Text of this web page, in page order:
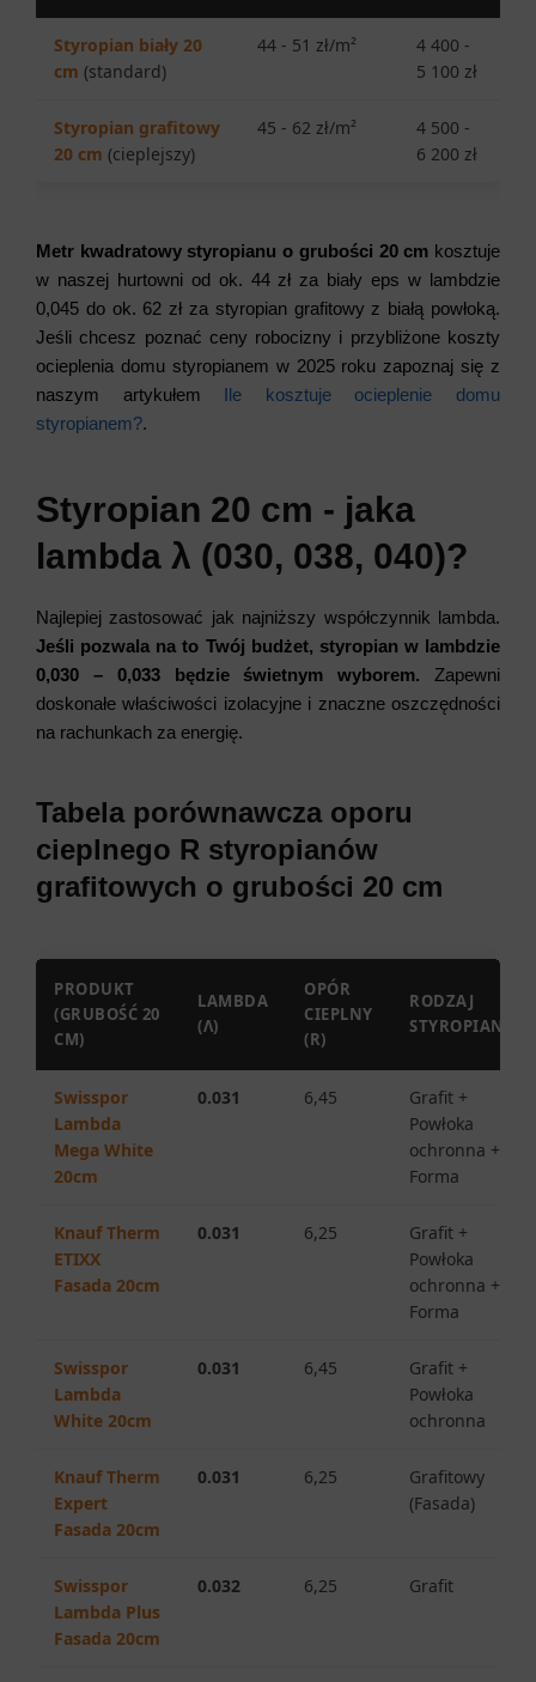
Styropian biały 20
cm (standard)
44 - 51 zł/m²
4 400 -
5 100 zł
Styropian grafitowy
20 cm (cieplejszy)
45 - 62 zł/m²
4 500 -
6 200 zł
Metr kwadratowy styropianu o grubości 20 cm kosztuje
w naszej hurtowni od ok. 44 zł za biały eps w lambdzie
0,045 do ok. 62 zł za styropian grafitowy z białą powłoką.
Jeśli chcesz poznać ceny robocizny i przybliżone koszty
ocieplenia domu styropianem w 2025 roku zapoznaj się z
naszym artykułem Ile kosztuje ocieplenie domu
styropianem?.
Styropian 20 cm - jaka
lambda λ (030, 038, 040)?
Najlepiej zastosować jak najniższy współczynnik lambda.
Jeśli pozwala na to Twój budżet, styropian w lambdzie
0,030 – 0,033 będzie świetnym wyborem. Zapewni
doskonałe właściwości izolacyjne i znaczne oszczędności
na rachunkach za energię.
Tabela porównawcza oporu
cieplnego R styropianów
grafitowych o grubości 20 cm
PRODUKT
(GRUBOŚĆ 20
CM)
LAMBDA
(Λ)
OPÓR
CIEPLNY
(R)
RODZAJ
STYROPIANU
Swisspor
Lambda
Mega White
20cm
0.031 6,45
Grafit +
Powłoka
ochronna +
Forma
Knauf Therm
ETIXX
Fasada 20cm
0.031 6,25
Grafit +
Powłoka
ochronna +
Forma
Swisspor
Lambda
White 20cm
0.031 6,45
Grafit +
Powłoka
ochronna
Knauf Therm
Expert
Fasada 20cm
0.031 6,25
Grafitowy
(Fasada)
Swisspor
Lambda Plus
Fasada 20cm
0.032 6,25 Grafit